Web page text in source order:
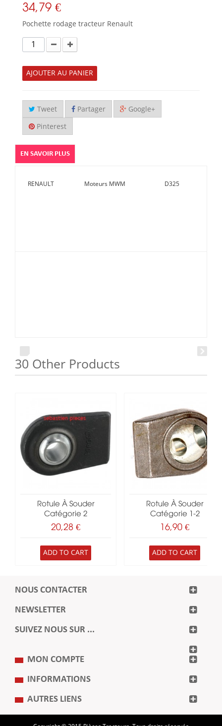
34,79 €
Pochette rodage tracteur Renault
AJOUTER AU PANIER
Tweet Partager Google+
Pinterest
EN SAVOIR PLUS
RENAULT Moteurs MWM D325
30 Other Products
Rotule À Souder
Catégorie 2
20,28 €
ADD TO CART
Rotule À Souder
Catégorie 1-2
16,90 €
ADD TO CART
NOUS CONTACTER
NEWSLETTER
SUIVEZ NOUS SUR ...
MON COMPTE
INFORMATIONS
AUTRES LIENS